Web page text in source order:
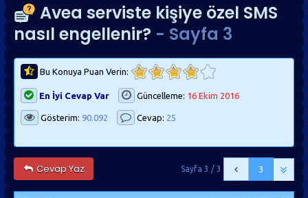
Avea serviste kişiye özel SMS
nasıl engellenir? - Sayfa 3
Bu Konuya Puan Verin:
En İyi Cevap Var Güncelleme: 16 Ekim 2016
Gösterim: 90.092 Cevap: 25
Cevap Yaz 3
Sayfa 3 / 3